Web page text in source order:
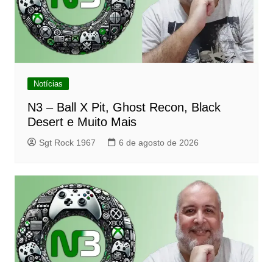
Notícias
N3 – Ball X Pit, Ghost Recon, Black
Desert e Muito Mais
Sgt Rock 1967 6 de agosto de 2026